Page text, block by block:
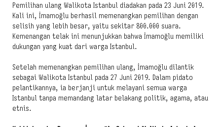
Pemilihan ulang Walikota Istanbul diadakan pada 23 Juni 2019.
Kali ini, İmamoğlu berhasil memenangkan pemilihan dengan
selisih yang lebih besar, yaitu sekitar 800.000 suara.
Kemenangan telak ini menunjukkan bahwa İmamoğlu memiliki
dukungan yang kuat dari warga Istanbul.
Setelah memenangkan pemilihan ulang, İmamoğlu dilantik
sebagai Walikota Istanbul pada 27 Juni 2019. Dalam pidato
pelantikannya, ia berjanji untuk melayani semua warga
Istanbul tanpa memandang latar belakang politik, agama, atau
etnis.